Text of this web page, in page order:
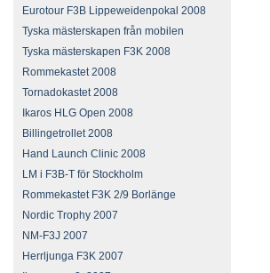
Eurotour F3B Lippeweidenpokal 2008
Tyska mästerskapen från mobilen
Tyska mästerskapen F3K 2008
Rommekastet 2008
Tornadokastet 2008
Ikaros HLG Open 2008
Billingetrollet 2008
Hand Launch Clinic 2008
LM i F3B-T för Stockholm
Rommekastet F3K 2/9 Borlänge
Nordic Trophy 2007
NM-F3J 2007
Herrljunga F3K 2007